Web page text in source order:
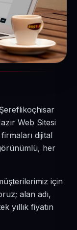
Web Sitesi
dijital
her
için
alan adı,
yıllık fiyatın